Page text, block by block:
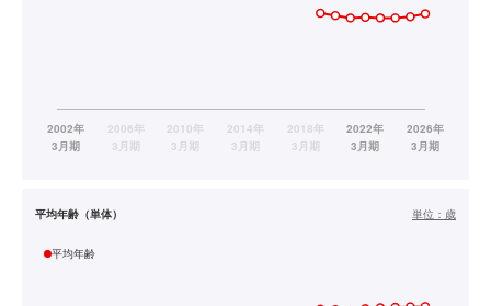
平均年齢（単体） 単位： 歳
平均年齢